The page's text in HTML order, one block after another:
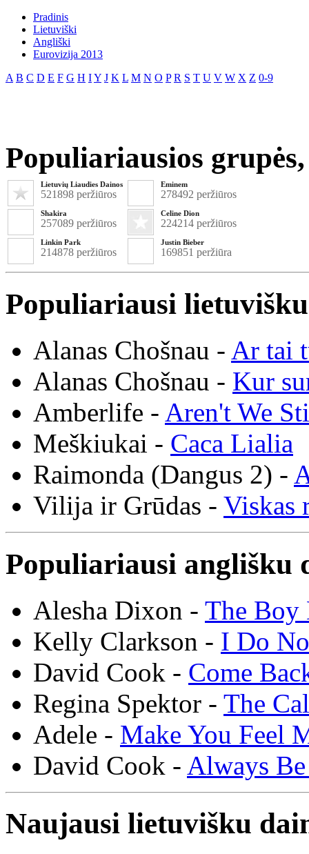
Pradinis
Lietuviški
Angliški
Eurovizija 2013
A B C D E F G H IY J K L M N O P R S T U V W X Z 0-9
Populiariausios
Lietuvių Liaudies Dainos
521898 peržiūros
Eminem
278492 peržiūros
Shakira
257089 peržiūros
Celine Dion
224214 peržiūros
Linkin Park
214878 peržiūros
Justin Bieber
169851 peržiūra
Populiariausi
Alanas Chošnau - Ar tai
Alanas Chošnau - Kur
Amberlife - Aren't We
Meškiukai - Caca Lialia
Raimonda (Dangus 2) -
Vilija ir Grūdas - Viskas
Populiariausi anglišku
Alesha Dixon - The Boy
Kelly Clarkson - I Do
David Cook - Come
Regina Spektor - The
Adele - Make You Feel
David Cook - Always
Naujausi lietuvišku